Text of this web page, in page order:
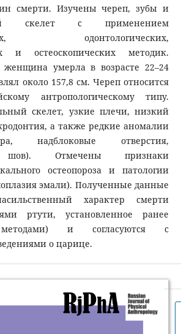
смерти. Изучены череп, зубы и
скелет с применением
одонтологических,
и остеоскопических методик.
женщина умерла в возрасте 22–24
около 157,8 см. Череп относится
антропологическому типу.
скелет, узкие плечи, низкий
а также редкие аномалии
надблоковые отверстия,
шов). Отмечены признаки
остеопороза и патологии
эмали). Полученные данные
характер смерти
ртути, установленное ранее
и согласуются с
о царице.